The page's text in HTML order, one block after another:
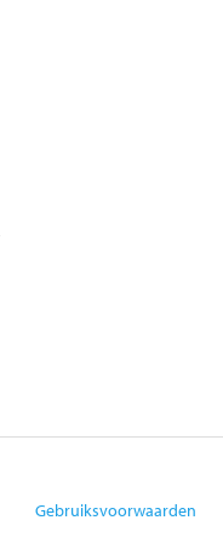
Gebruiksvoorwaarden